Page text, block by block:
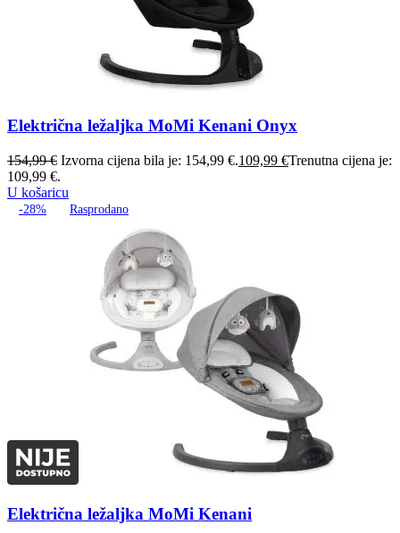
Električna ležaljka MoMi Kenani Onyx
154,99€ Izvorna cijena bila je: 154,99 €.109,99 €Trenutna cijena je:
109,99 €.
U košaricu
-28% Rasprodano
Električna ležaljka MoMi Kenani